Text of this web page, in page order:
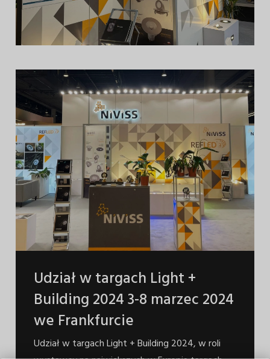
Udział w targach Light +
Building 2024 3-8 marzec 2024
we Frankfurcie
Udział w targach Light + Building 2024, w roli